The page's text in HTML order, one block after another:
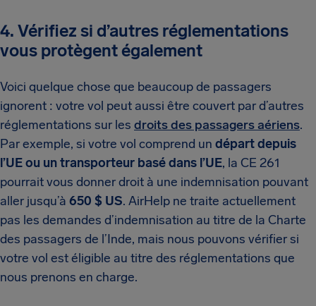
4. Vérifiez si d’autres réglementations
vous protègent également
Voici quelque chose que beaucoup de passagers
ignorent : votre vol peut aussi être couvert par d’autres
réglementations sur les droits des passagers aériens.
Par exemple, si votre vol comprend un départ depuis
l’UE ou un transporteur basé dans l’UE, la CE 261
pourrait vous donner droit à une indemnisation pouvant
aller jusqu’à 650 $ US. AirHelp ne traite actuellement
pas les demandes d’indemnisation au titre de la Charte
des passagers de l’Inde, mais nous pouvons vérifier si
votre vol est éligible au titre des réglementations que
nous prenons en charge.